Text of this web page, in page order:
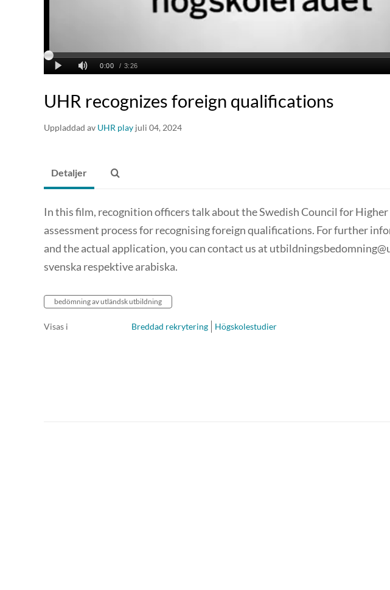
UHR recognizes foreign qualifications
Uppladdad av UHR play juli 04, 2024
Detaljer
In this film, recognition officers talk about the Swedish Council for
assessment process for recognising foreign qualifications. For further
and the actual application, you can contact us at
svenska respektive arabiska.
bedömning av utländsk utbildning
Visas i Breddad rekrytering Högskolestudier